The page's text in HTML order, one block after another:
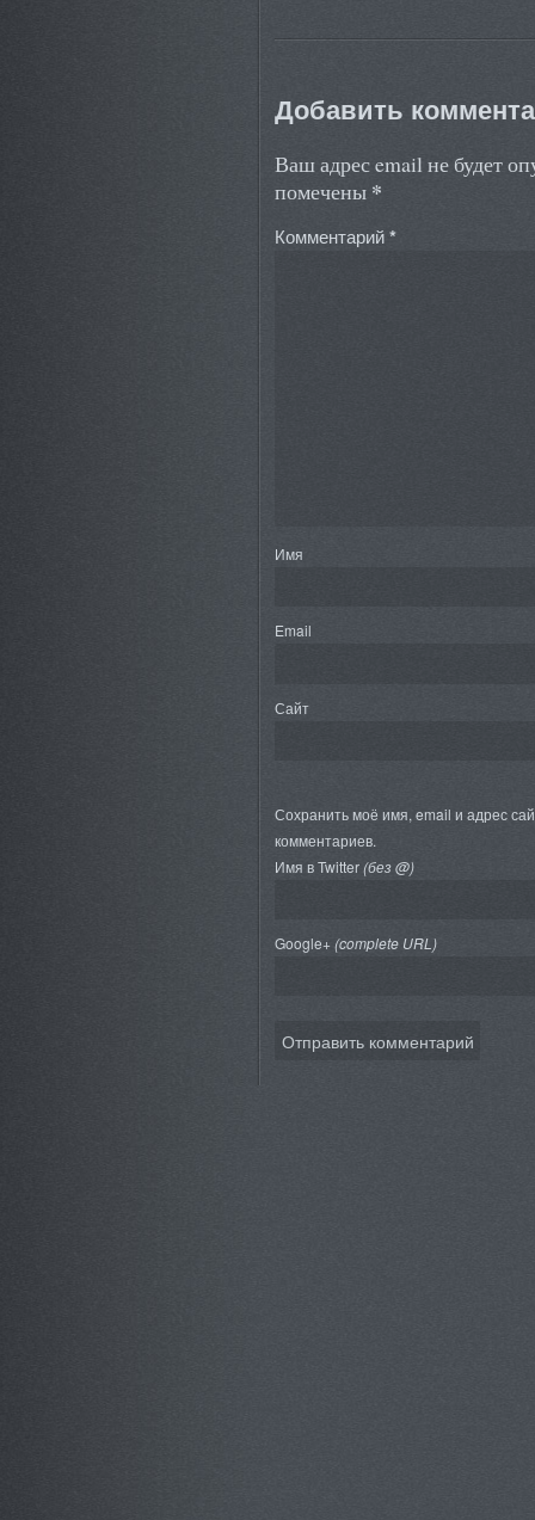
Добавить
Ваш адрес email не будет
помечены *
Комментарий*
Имя
Email
Сайт
Сохранить моё имя, email и адрес
комментариев.
Имя в Twitter(без @)
Google+ (complete URL)